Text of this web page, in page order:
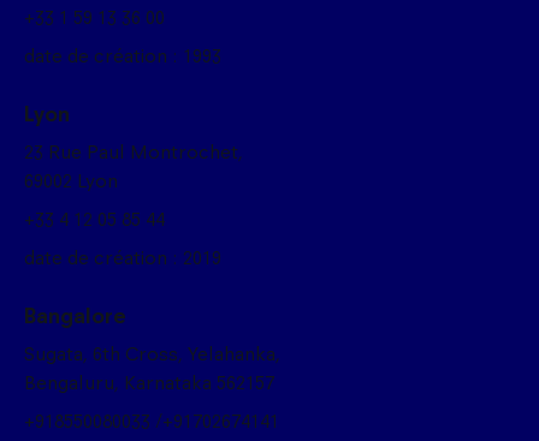
+33 1 59 13 36 00
date de création : 1993
Lyon
23 Rue Paul Montrochet,
69002 Lyon
+33 4 12 05 85 44
date de création : 2019
Bangalore
Sugata, 6th Cross, Yelahanka,
Bengaluru, Karnataka 562157
+918550080033 /+91702674141